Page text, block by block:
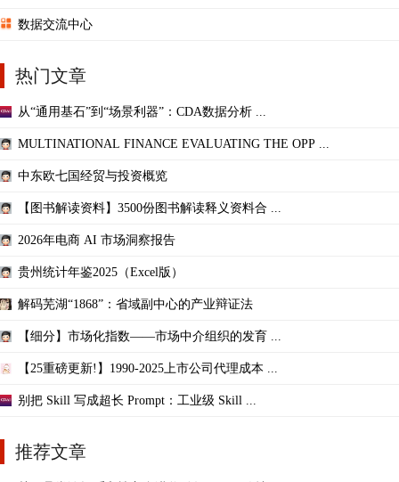
数据交流中心
热门文章
从“通用基石”到“场景利器”：CDA数据分析 ...
MULTINATIONAL FINANCE EVALUATING THE OPP ...
中东欧七国经贸与投资概览
【图书解读资料】3500份图书解读释义资料合 ...
2026年电商 AI 市场洞察报告
贵州统计年鉴2025（Excel版）
解码芜湖“1868”：省域副中心的产业辩证法
【细分】市场化指数——市场中介组织的发育 ...
【25重磅更新!】1990-2025上市公司代理成本 ...
别把 Skill 写成超长 Prompt：工业级 Skill ...
推荐文章